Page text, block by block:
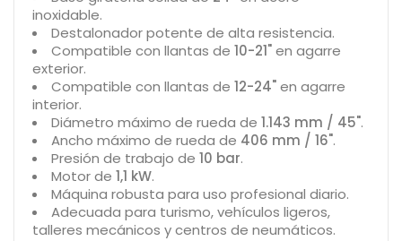
inoxidable.
Destalonador potente de alta resistencia.
Compatible con llantas de 10-21"en agarre
exterior.
Compatible con llantas de 12-24"en agarre
interior.
Diámetro máximo de rueda de 1.143 mm / 45".
Ancho máximo de rueda de 406 mm / 16".
Presión de trabajo de 10 bar.
Motor de 1,1 kW.
Máquina robusta para uso profesional diario.
Adecuada para turismo, vehículos ligeros,
talleres mecánicos y centros de neumáticos.